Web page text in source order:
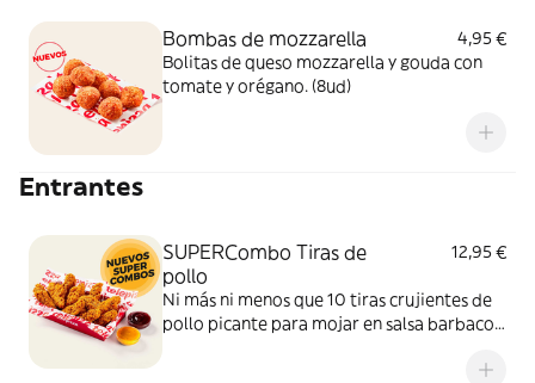
Bombas de mozzarella
4,95 €
Bolitas de queso mozzarella y gouda con
tomate y orégano. (8ud)
Entrantes
SUPERCombo Tiras de
pollo
12,95 €
Ni más ni menos que 10 tiras crujientes de
pollo picante para mojar en salsa barbacoa
de solomillos de pollo, tiernos y sabrosos,